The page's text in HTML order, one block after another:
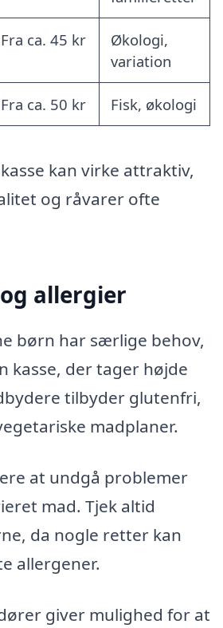
Fra ca. 45 kr
Økologi,
variation
Fra ca. 50 kr Fisk, økologi
kan virke attraktiv,
og råvarer ofte
allergier
børn har særlige behov,
kasse, der tager højde
tilbyder glutenfri,
madplaner.
at undgå problemer
mad. Tjek altid
da nogle retter kan
allergener.
giver mulighed for at